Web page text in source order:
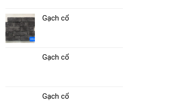
Gạch 60×120 MN-61182025
Gạch cổ
Gạch cổ
Gạch cổ